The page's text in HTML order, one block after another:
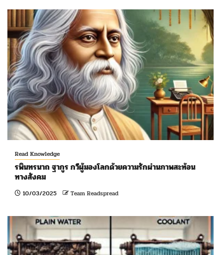
Read Knowledge
รพินทรนาถ ฐากูร กวีผู้มองโลกด้วยความรักผ่านภาพสะท้อน
ทางสังคม
10/03/2025 Team Readspread